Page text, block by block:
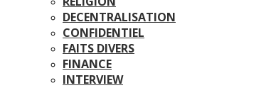
DECENTRALISATION
CONFIDENTIEL
FAITS DIVERS
FINANCE
INTERVIEW